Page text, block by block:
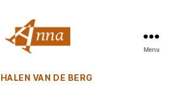
van
Menu
Categorieën
VAN DE BERG